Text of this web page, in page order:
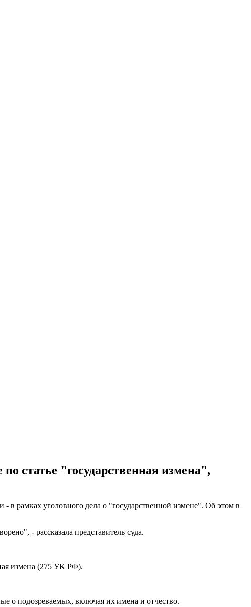
статье "государственная измена",
рамках уголовного дела о "государственной измене". Об этом в
- рассказала представитель суда.
измена (275 УК РФ).
о подозреваемых, включая их имена и отчество.